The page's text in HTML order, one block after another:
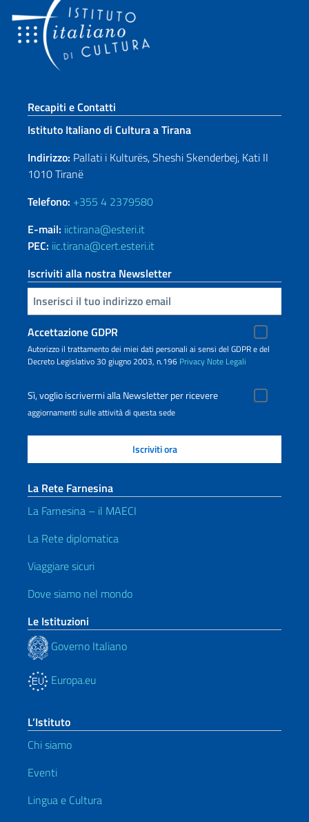
Sezione footer
Recapiti e Contatti
Istituto Italiano di Cultura a Tirana
Indirizzo: Pallati i Kulturës, Sheshi Skenderbej, Kati II
1010 Tiranë
Telefono: +355 4 2379580
E-mail: iictirana@esteri.it
PEC: iic.tirana@cert.esteri.it
Iscriviti alla nostra Newsletter
Inserisci la tua email
Accettazione GDPR
Autorizzo il trattamento dei miei dati personali ai sensi del GDPR e del
Decreto Legislativo 30 giugno 2003, n.196 Privacy Note Legali
Sì, voglio iscrivermi alla Newsletter per ricevere
aggiornamenti sulle attività di questa sede
La Rete Farnesina
La Farnesina – il MAECI
La Rete diplomatica
Viaggiare sicuri
Dove siamo nel mondo
Le Istituzioni
Governo Italiano
Europa.eu
L’Istituto
Chi siamo
Eventi
Lingua e Cultura